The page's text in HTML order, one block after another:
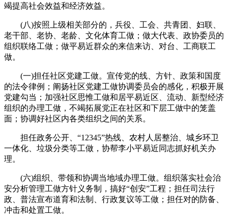
竭提高社会效益和经济效益。
(八)按照上级相关部分的，兵役、工会、共青团、妇联、
老干部、老协、老龄、文化体育工做；做大代表、政协委员的
组织联络工做；做平易近群众的来信来访、对台、工商联工
做。
(一)担任社区党建工做。宣传党的线、方针、政策和国度
的法令律例；阐扬社区党建工做协调委员会的感化，积极开展
党建勾当；加强社区思惟工做和居平易近区、流动、新型经济
组织的办理工做，不竭拓展党正在社区和下层工做中的笼盖
面；协调好社区内各类组织之间的关系。
担任政务公开、“12345”热线、农村人居整治、城乡环卫
一体化、垃圾分类等工做，协帮李小平易近同志抓好机关办
理。
(六)组织、带领和协调当地域办理工做。组织落实社会治
安分析管理工做方针义务制，搞好“创安”工程；担任司法行
政、普法宣布道育和法制、行政复议等工做；担任对的防备、
冲击和处置工做。